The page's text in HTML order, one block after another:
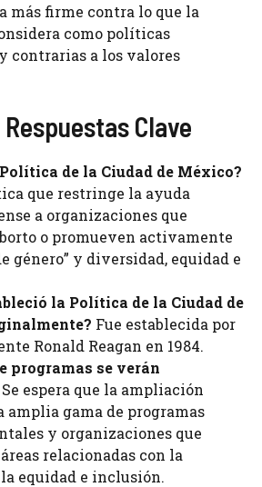
más firme contra lo que la
como políticas
contrarias a los valores
Clave
de la Ciudad de México?
que restringe la ayuda
a organizaciones que
o promueven activamente
género” y diversidad, equidad e
la Política de la Ciudad de
Fue establecida por
Ronald Reagan en 1984.
programas se verán
Se espera que la ampliación
amplia gama de programas
y organizaciones que
relacionadas con la
equidad e inclusión.